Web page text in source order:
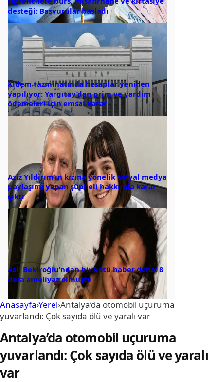
desteği: Başvurular başladı
Kıdem tazminatında hesaplar yeniden
yapılıyor: Yargıtay’dan prim ve yardım
ödemeleri için emsal karar
Aziz Yıldırım’ın kızına yönelik sosyal medya
paylaşımı yapan şüpheli hakkında karar
çıktı
Aslı Bekiroğlu’ndan bir kötü haber daha: 8
defa ameliyat olmuştu
Anasayfa›Yerel›Antalya’da otomobil uçuruma
yuvarlandı: Çok sayıda ölü ve yaralı var
Antalya’da otomobil uçuruma
yuvarlandı: Çok sayıda ölü ve yaralı
var